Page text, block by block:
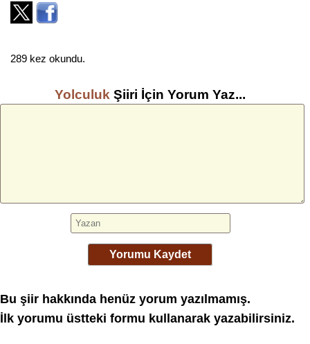
289 kez okundu.
Yolculuk Şiiri İçin Yorum Yaz...
Yorumu Kaydet
Bu şiir hakkında henüz yorum yazılmamış.
İlk yorumu üstteki formu kullanarak yazabilirsiniz.